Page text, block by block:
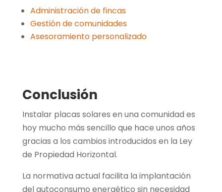
Administración de fincas
Gestión de comunidades
Asesoramiento personalizado
Conclusión
Instalar placas solares en una comunidad es
hoy mucho más sencillo que hace unos años
gracias a los cambios introducidos en la Ley
de Propiedad Horizontal.
La normativa actual facilita la implantación
del autoconsumo energético sin necesidad